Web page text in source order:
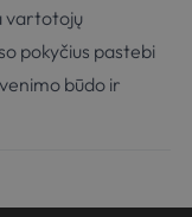
vartotojų
pokyčius pastebi
būdo ir